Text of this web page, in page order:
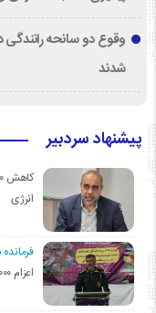
شدند
پیشنهاد سردبیر
انرژی
اعزام ۱۰۰۰ مهدیشهری به تشییع رهبر شهید